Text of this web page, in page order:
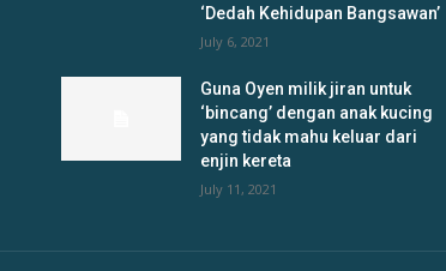
‘Dedah Kehidupan Bangsawan’
July 6, 2021
Guna Oyen milik jiran untuk
‘bincang’ dengan anak kucing
yang tidak mahu keluar dari
enjin kereta
July 11, 2021